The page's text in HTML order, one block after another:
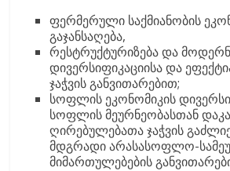
ფერმერული საქმიანობის
გაჯანსაღება,
რესტრუქტურიზება და
დივერსიფიკაციისა და
ჯაჭვის განვითარებით;
სოფლის ეკონომიკის
სოფლის მეურნეობასთან
ღირებულებათა ჯაჭვის
მდგრადი არასასოფლო-
მიმართულებების